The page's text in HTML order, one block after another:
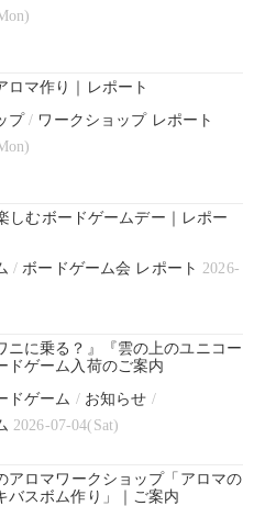
ロマ作り｜レポート
プ/ ワークショップ レポート
しむボードゲームデー｜レポー
/ボードゲーム会 レポート 2026-
ニに乗る？』『雲の上のユニコー
ドゲーム入荷のご案内
ドゲーム / お知らせ /
2026-07-04(Sat)
アロマワークショップ「アロマの
バスボム作り」｜ご案内